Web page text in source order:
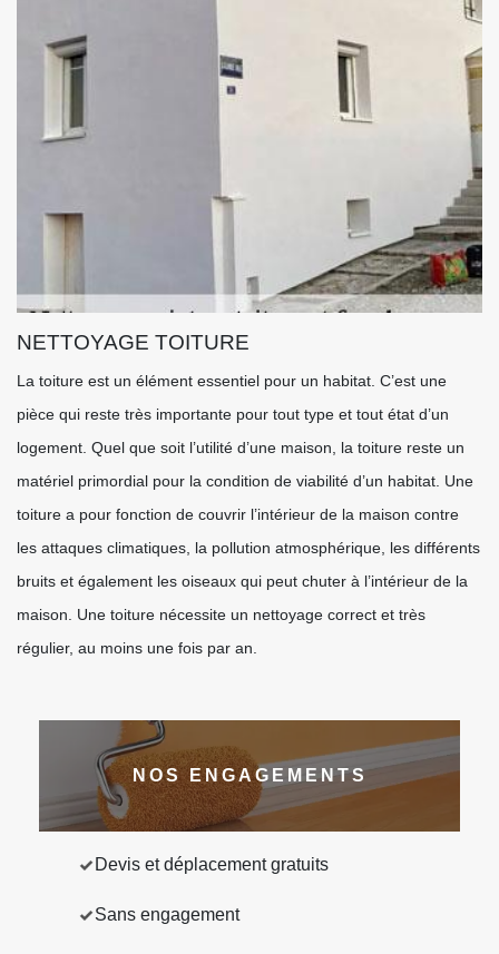
NETTOYAGE TOITURE
La toiture est un élément essentiel pour un habitat. C’est une
pièce qui reste très importante pour tout type et tout état d’un
logement. Quel que soit l’utilité d’une maison, la toiture reste un
matériel primordial pour la condition de viabilité d’un habitat. Une
toiture a pour fonction de couvrir l’intérieur de la maison contre
les attaques climatiques, la pollution atmosphérique, les différents
bruits et également les oiseaux qui peut chuter à l’intérieur de la
maison. Une toiture nécessite un nettoyage correct et très
régulier, au moins une fois par an.
NOS ENGAGEMENTS
Devis et déplacement gratuits
Sans engagement